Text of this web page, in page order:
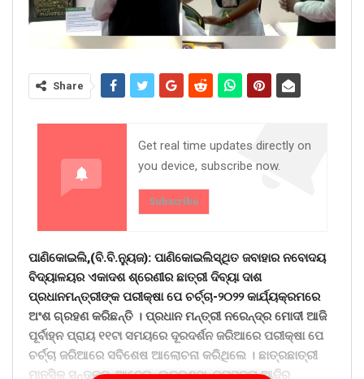
Share
Get real time updates directly on
you device, subscribe now.
Subscribe
ପାଣିକୋଇଲି,(ବି.ବି.ନୁ୍ୟଜ): ପାଣିକୋଇଲିସ୍ଥିତ ଜବାହାର ନବୋଦୟ
ବିଦ୍ୟାଳୟର ଏକାଦଶ ଶ୍ରେଣୀର ଛାତ୍ରୀ ଦିବ୍ୟା ଦାଶ
ପ୍ରଧାନମନ୍ତ୍ରୀଙ୍କ ପରୀକ୍ଷା ପେ ଚର୍ଚ୍ଚା-୨୦୨୨ କାର୍ଯ୍ୟକ୍ରମରେ
ଅଂଶ ଗ୍ରହଣ କରିଛନ୍ତି । ପ୍ରଧାନ ମନ୍ତ୍ରୀ ନରେନ୍ଦ୍ର ମୋଦୀ ଆଜି
ପୂର୍ବାହ୍ନ ପ୍ରାୟ ୧୧ଟା ସମୟରେ ଦୂରଦର୍ଶନ ଜରିଆରେ ପରୀକ୍ଷା ପେ
ଚର୍ଚ୍ଚା ଜରିଆରେ ସବିଶେଷ ଆଲୋଚନା କରିଥିଲେ । ଛାତ୍ରଛାତ୍ରୀ
ମାନସିକ ସନ୍ତୁଳନ, ଆବେଗ, ଉକ୍ରଣ୍ଠା, ବ୍ୟସ୍ତତା ଆଦିର